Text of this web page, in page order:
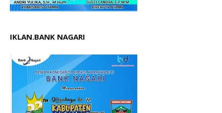
IKLAN.BANK NAGARI